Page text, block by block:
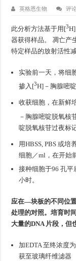
英格恩生物 评
此分析方法基于用[3
器获得样品。 凋亡产
特定样品的放射活性
实验前一天，将细
掺入[3H]－胸腺嘧
收获细胞，在新鲜
－胸腺嘧啶脱氧核
啶脱氧核苷过夜标
用HBSS, PBS 或
细胞／ml，在开始
接种细胞于96 孔平
小时。
应在—块板的不同位
处理的对照。培育时
大量的DNA 片段，但
加EDTA 至终浓度
获至玻璃纤维滤器